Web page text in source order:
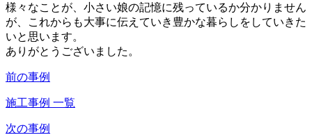
様々なことが、小さい娘の記憶に残っているか分かりません
が、これからも大事に伝えていき豊かな暮らしをしていきた
いと思います。
ありがとうございました。
前の事例
施工事例 一覧
次の事例